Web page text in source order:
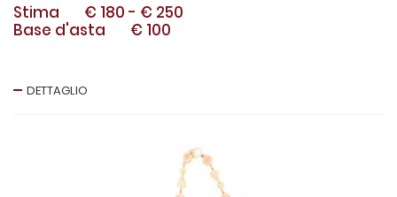
Stima € 180 - € 250
Base d'asta
€ 100
DETTAGLIO